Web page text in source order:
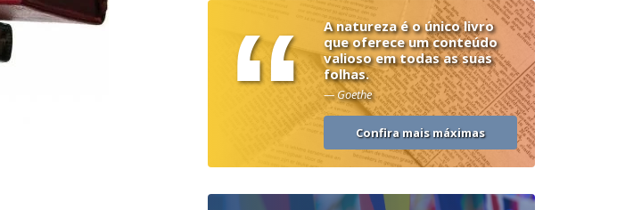
“
A natureza é o único livro
que oferece um conteúdo
valioso em todas as suas
folhas.
— Goethe
Confira mais máximas